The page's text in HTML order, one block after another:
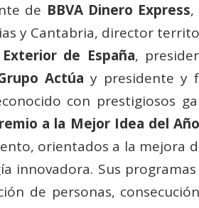
de BBVA Dinero Express,
y Cantabria, director
Exterior de España,
Actúa y presidente y
con prestigiosos
a la Mejor Idea del
orientados a la mejora
innovadora. Sus
de personas,